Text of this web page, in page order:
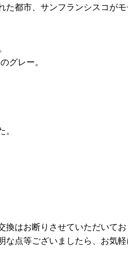
都市、サンフランシスコがモ
グレー。
はお断りさせていただいてお
点等ございましたら、お気軽